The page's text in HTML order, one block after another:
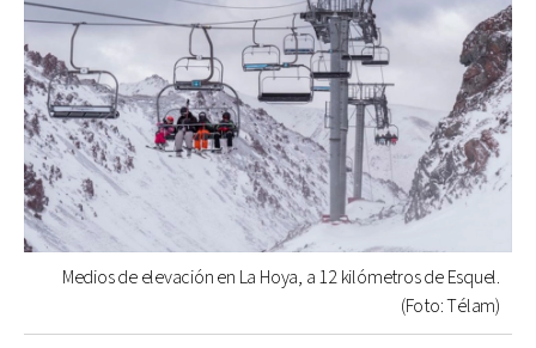
Medios de elevación en La Hoya, a 12 kilómetros de Esquel.
(Foto: Télam)